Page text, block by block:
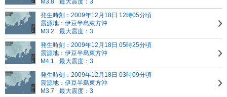
M3.8
最大震度：3
発生時刻：2009年12月18日 12時05分頃
震源地：伊豆半島東方沖
M3.2
最大震度：3
発生時刻：2009年12月18日 05時25分頃
震源地：伊豆半島東方沖
M4.1
最大震度：3
発生時刻：2009年12月18日 03時09分頃
震源地：伊豆半島東方沖
M3.7
最大震度：3